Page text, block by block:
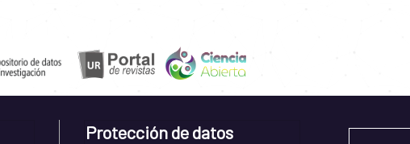
Protección de datos